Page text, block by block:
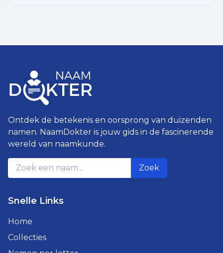
Ontdek de betekenis en oorsprong van duizenden
namen. NaamDokter is jouw gids in de fascinerende
wereld van naamkunde.
Zoek
Snelle Links
Home
Collecties